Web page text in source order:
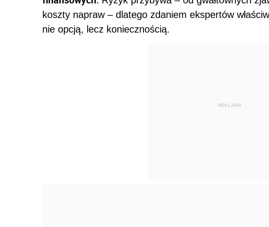
koszty napraw – dlatego zdaniem ekspertów
nie opcją, lecz koniecznością.
REKLAMA